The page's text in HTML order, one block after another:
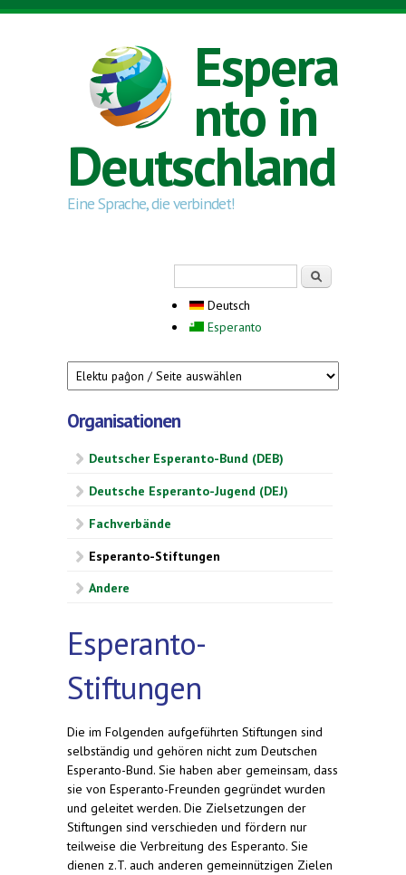
Direkt zum Inhalt
Espera
nto in
Deutschland
Eine Sprache, die verbindet!
Deutsch
Esperanto
Organisationen
Deutscher Esperanto-Bund (DEB)
Deutsche Esperanto-Jugend (DEJ)
Fachverbände
Esperanto-Stiftungen
Andere
Esperanto-
Stiftungen
Die im Folgenden aufgeführten Stiftungen sind
selbständig und gehören nicht zum Deutschen
Esperanto-Bund. Sie haben aber gemeinsam, dass
sie von Esperanto-Freunden gegründet wurden
und geleitet werden. Die Zielsetzungen der
Stiftungen sind verschieden und fördern nur
teilweise die Verbreitung des Esperanto. Sie
dienen z.T. auch anderen gemeinnützigen Zielen